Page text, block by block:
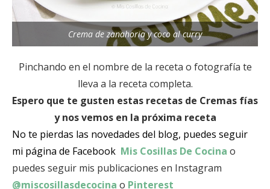
Crema de zanahoria y coco al curry
Pinchando en el nombre de la receta o fotografía te
lleva a la receta completa.
Espero que te gusten estas recetas de Cremas fías
y nos vemos en la próxima receta
No te pierdas las novedades del blog, puedes seguir
mi página de Facebook Mis Cosillas De Cocina o
puedes seguir mis publicaciones en Instagram
@miscosillasdecocina o Pinterest